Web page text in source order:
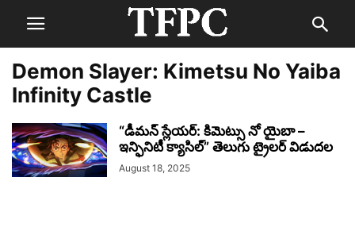
Demon Slayer: Kimetsu No Yaiba
Infinity Castle
“డీమన్ స్లేయర్: కిమెట్సు నో యైబా –
ఇన్ఫినిటీ క్యాసిల్” తెలుగు ట్రైలర్‌ విడుదల
August 18, 2025